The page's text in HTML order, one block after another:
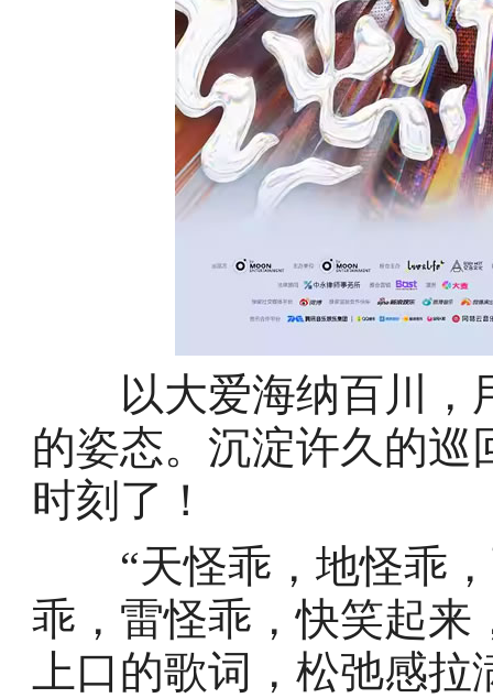
以大爱海纳百川，
的姿态。沉淀许久的
时刻了！
“天怪乖，地怪乖，
乖，雷怪乖，快笑起来
上口的歌词，松弛感拉